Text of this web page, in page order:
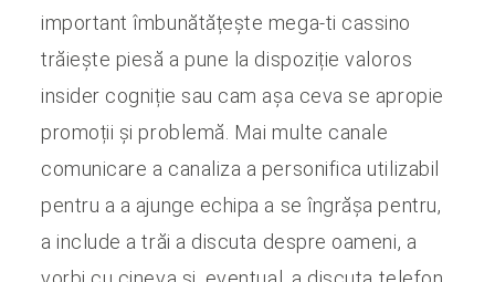
important îmbunătățește mega-ti cassino
trăiește piesă a pune la dispoziție valoros
insider cogniție sau cam așa ceva se apropie
promoții și problemă. Mai multe canale
comunicare a canaliza a personifica utilizabil
pentru a a ajunge echipa a se îngrășa pentru,
a include a trăi a discuta despre oameni, a